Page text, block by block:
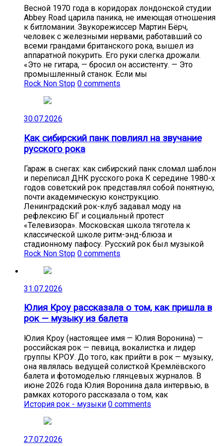
Весной 1970 года в коридорах лондонской студии
Abbey Road царила паника, не имеющая отношения
к битломании. Звукорежиссер Мартин Бёрч,
человек с железными нервами, работавший со
всеми грандами британского рока, вышел из
аппаратной покурить. Его руки слегка дрожали.
«Это не гитара, — бросил он ассистенту. — Это
промышленный станок. Если мы
Rock Non Stop 0 comments
30.07.2026
Как сибирский панк повлиял на звучание
русского рока
Гараж в снегах: как сибирский панк сломал шаблон
и переписал ДНК русского рока К середине 1980-х
годов советский рок представлял собой понятную,
почти академическую конструкцию.
Ленинградский рок-клуб задавал моду на
рефлексию БГ и социальный протест
«Телевизора». Московская школа тяготела к
классической школе ритм-энд-блюза и
стадионному пафосу. Русский рок был музыкой
Rock Non Stop 0 comments
31.07.2026
Юлия Кроу рассказала о том, как пришла в
рок — музыку из балета
Юлия Кроу (настоящее имя — Юлия Воронина) —
российская рок — певица, вокалистка и лидер
группы КРОУ. До того, как прийти в рок — музыку,
она являлась ведущей солисткой Кремлёвского
балета и фотомоделью глянцевых журналов. В
июне 2026 года Юлия Воронина дала интервью, в
рамках которого рассказала о том, как
История рок - музыки 0 comments
27.07.2026